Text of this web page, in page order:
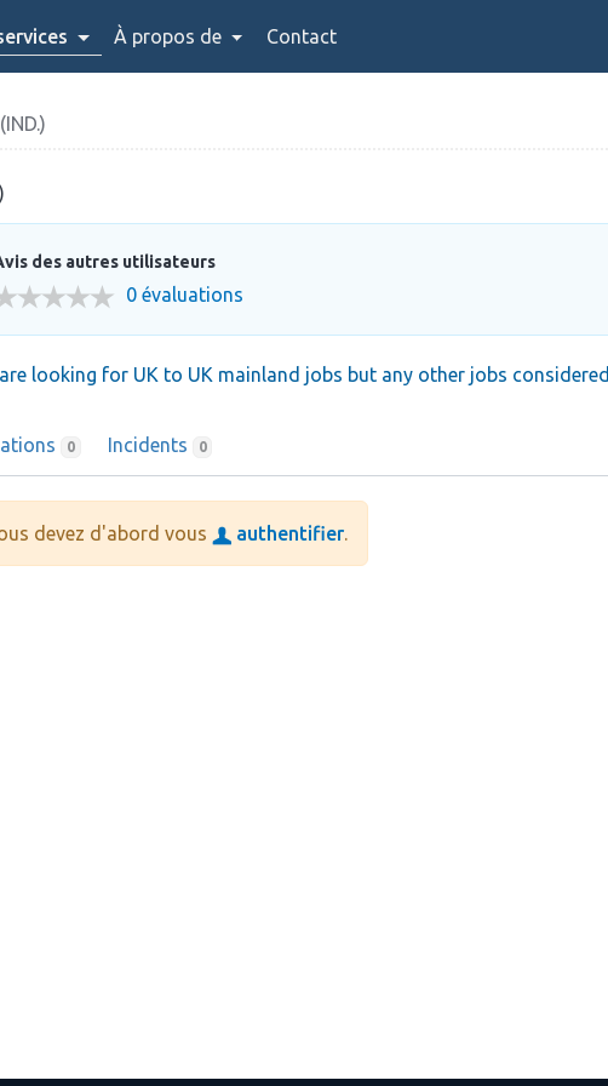
À propos de Contact
des autres utilisateurs
0 évaluations
looking for UK to UK mainland jobs but any other jobs considered
0 Incidents 0
devez d'abord vous authentifier.